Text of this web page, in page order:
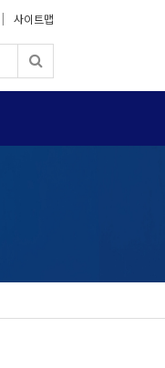
사이트맵